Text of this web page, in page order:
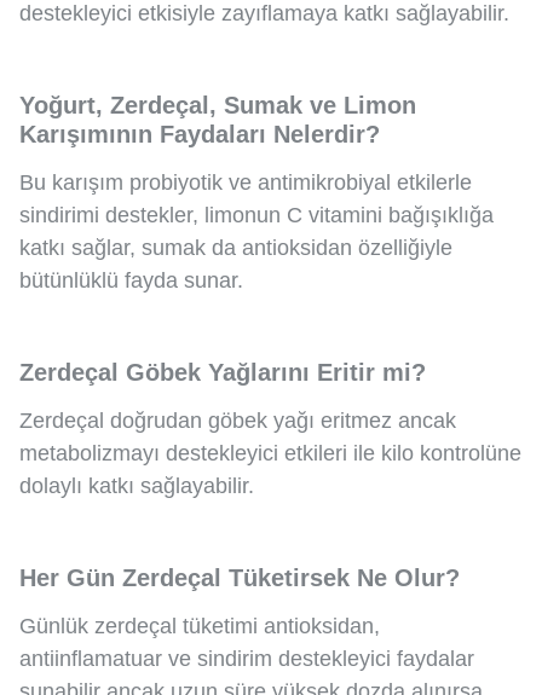
destekleyici etkisiyle zayıflamaya katkı sağlayabilir.
Yoğurt, Zerdeçal, Sumak ve Limon
Karışımının Faydaları Nelerdir?
Bu karışım probiyotik ve antimikrobiyal etkilerle
sindirimi destekler, limonun C vitamini bağışıklığa
katkı sağlar, sumak da antioksidan özelliğiyle
bütünlüklü fayda sunar.
Zerdeçal Göbek Yağlarını Eritir mi?
Zerdeçal doğrudan göbek yağı eritmez ancak
metabolizmayı destekleyici etkileri ile kilo kontrolüne
dolaylı katkı sağlayabilir.
Her Gün Zerdeçal Tüketirsek Ne Olur?
Günlük zerdeçal tüketimi antioksidan,
antiinflamatuar ve sindirim destekleyici faydalar